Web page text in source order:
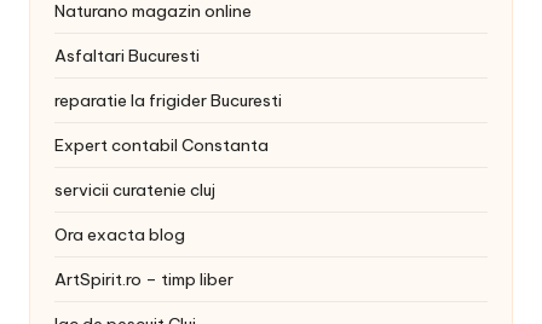
Naturano magazin online
Asfaltari Bucuresti
reparatie la frigider Bucuresti
Expert contabil Constanta
servicii curatenie cluj
Ora exacta blog
ArtSpirit.ro – timp liber